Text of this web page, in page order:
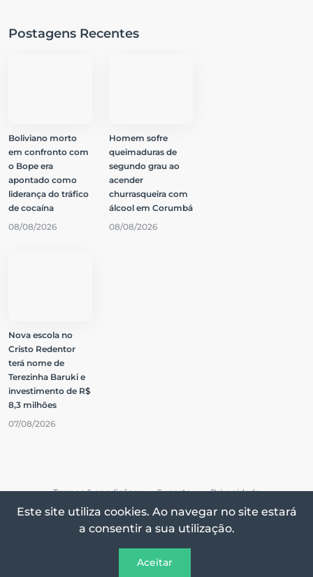
Postagens Recentes
Boliviano morto
em confronto com
o Bope era
apontado como
liderança do tráfico
de cocaína
08/08/2026
Homem sofre
queimaduras de
segundo grau ao
acender
churrasqueira com
álcool em Corumbá
08/08/2026
Nova escola no
Cristo Redentor
terá nome de
Terezinha Baruki e
investimento de R$
8,3 milhões
07/08/2026
Todos os direitos reservados © 2026 Vox On
Termos & condições Suporte Privacidade
Este site utiliza cookies. Ao navegar no site estará
a consentir a sua utilização.
Aceitar